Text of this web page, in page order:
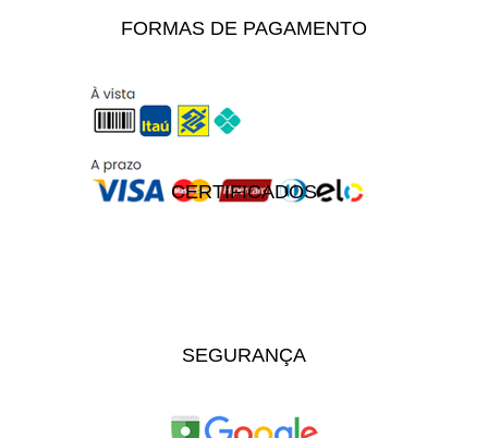
FORMAS DE PAGAMENTO
CERTIFICADOS
SEGURANÇA